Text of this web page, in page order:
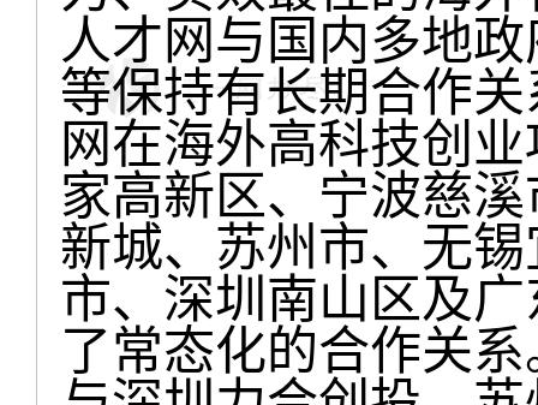
人才网与国内多地
等保持有长期合作
网在海外高科技创
家高新区、宁波慈
新城、苏州市、无
市、深圳南山区及
了常态化的合作关